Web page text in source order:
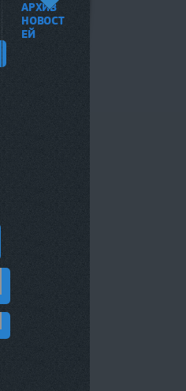
АРХИВ
НОВОСТ
ЕЙ
^